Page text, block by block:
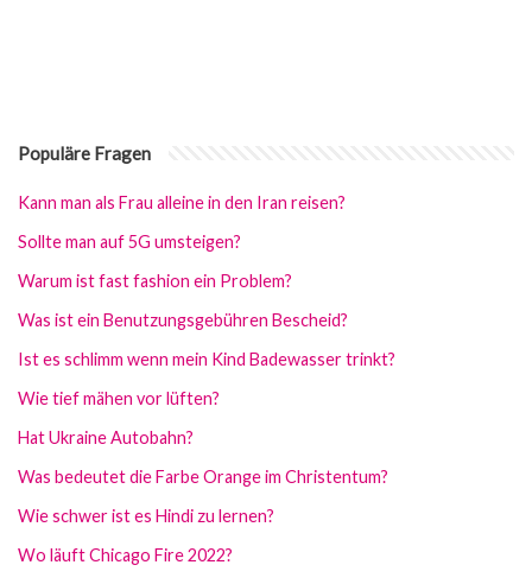
Populäre Fragen
Kann man als Frau alleine in den Iran reisen?
Sollte man auf 5G umsteigen?
Warum ist fast fashion ein Problem?
Was ist ein Benutzungsgebühren Bescheid?
Ist es schlimm wenn mein Kind Badewasser trinkt?
Wie tief mähen vor lüften?
Hat Ukraine Autobahn?
Was bedeutet die Farbe Orange im Christentum?
Wie schwer ist es Hindi zu lernen?
Wo läuft Chicago Fire 2022?